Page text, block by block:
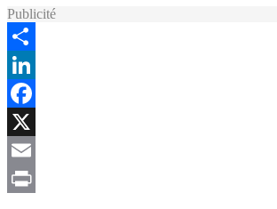
Publicité
Share
LinkedIn
Facebook
X
Email